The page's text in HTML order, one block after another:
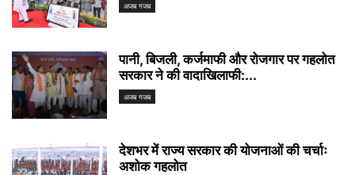
अजब गजब
पानी, बिजली, कर्जमाफी और रोजगार पर गहलोत
सरकार ने की वादाखिलाफी:...
अजब गजब
देशभर में राज्य सरकार की योजनाओं की चर्चाः
अशोक गहलोत